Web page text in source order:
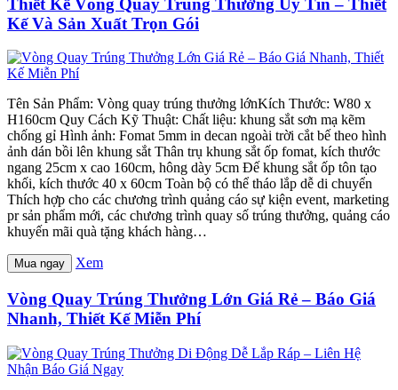
Kế Và Sản Xuất Trọn Gói
Tên Sản Phẩm: Vòng quay trúng thưởng lớnKích Thước: W80 x
H160cm Quy Cách Kỹ Thuật: Chất liệu: khung sắt sơn mạ kẽm
chống gỉ Hình ảnh: Fomat 5mm in decan ngoài trời cắt bế theo hình
ảnh dán bồi lên khung sắt Thân trụ khung sắt ốp fomat, kích thước
ngang 25cm x cao 160cm, hông dày 5cm Đế khung sắt ốp tôn tạo
khối, kích thước 40 x 60cm Toàn bộ có thể tháo lắp dễ di chuyển
Thích hợp cho các chương trình quảng cáo sự kiện event, marketing
pr sản phẩm mới, các chương trình quay số trúng thưởng, quảng cáo
khuyến mãi quà tặng khách hàng…
Mua ngay Xem
Vòng Quay Trúng Thưởng Lớn Giá Rẻ – Báo Giá
Nhanh, Thiết Kế Miễn Phí